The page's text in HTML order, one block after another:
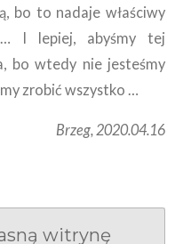
bo to nadaje właściwy
… I lepiej, abyśmy tej
bo wtedy nie jesteśmy
zrobić wszystko …
Brzeg, 2020.04.16
witrynę